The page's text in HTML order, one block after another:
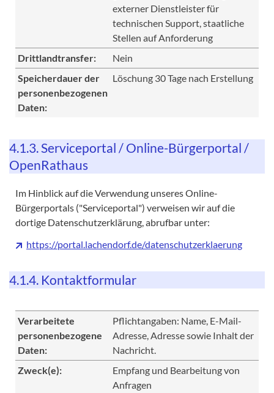
externer Dienstleister für
technischen Support, staatliche
Stellen auf Anforderung
Drittlandtransfer:
Nein
Speicherdauer der
personenbezogenen
Daten:
Löschung 30 Tage nach Erstellung
4.1.3. Serviceportal / Online-Bürgerportal /
OpenRathaus
Im Hinblick auf die Verwendung unseres Online-
Bürgerportals ("Serviceportal") verweisen wir auf die
dortige Datenschutzerklärung, abrufbar unter:
https://portal.lachendorf.de/datenschutzerklaerung
4.1.4. Kontaktformular
Verarbeitete
personenbezogene
Daten:
Pflichtangaben: Name, E-Mail-
Adresse, Adresse sowie Inhalt der
Nachricht.
Zweck(e):
Empfang und Bearbeitung von
Anfragen